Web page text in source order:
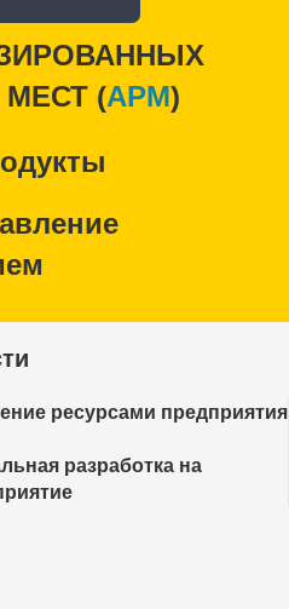
(APM)
ресурсами предприятия
разработка на